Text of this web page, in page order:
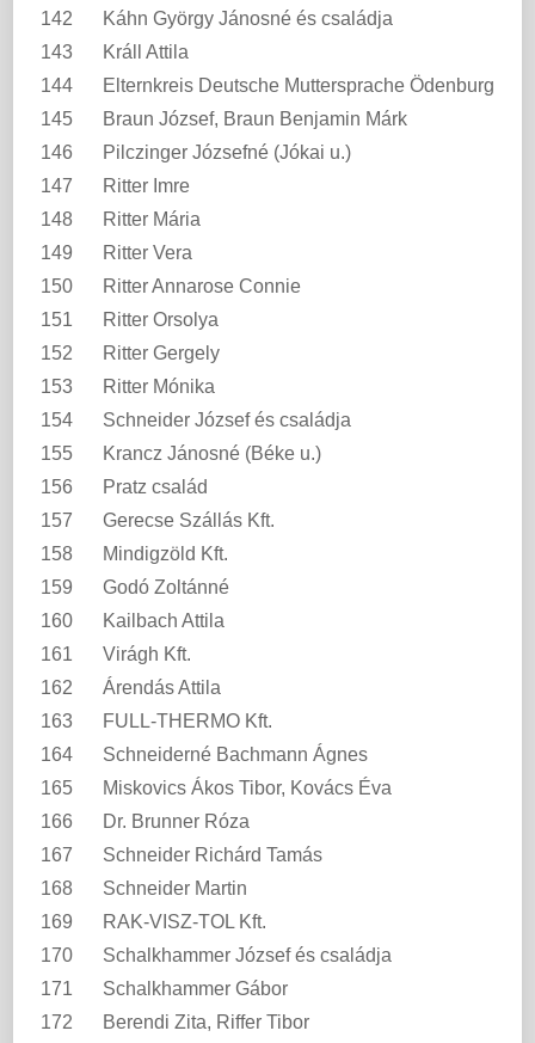
142
Káhn György Jánosné és családja
143
Králl Attila
144
Elternkreis Deutsche Muttersprache Ödenburg
145
Braun József, Braun Benjamin Márk
146
Pilczinger Józsefné (Jókai u.)
147
Ritter Imre
148
Ritter Mária
149
Ritter Vera
150
Ritter Annarose Connie
151
Ritter Orsolya
152
Ritter Gergely
153
Ritter Mónika
154
Schneider József és családja
155
Krancz Jánosné (Béke u.)
156
Pratz család
157
Gerecse Szállás Kft.
158
Mindigzöld Kft.
159
Godó Zoltánné
160
Kailbach Attila
161
Virágh Kft.
162
Árendás Attila
163
FULL-THERMO Kft.
164
Schneiderné Bachmann Ágnes
165
Miskovics Ákos Tibor, Kovács Éva
166
Dr. Brunner Róza
167
Schneider Richárd Tamás
168
Schneider Martin
169
RAK-VISZ-TOL Kft.
170
Schalkhammer József és családja
171
Schalkhammer Gábor
172
Berendi Zita, Riffer Tibor